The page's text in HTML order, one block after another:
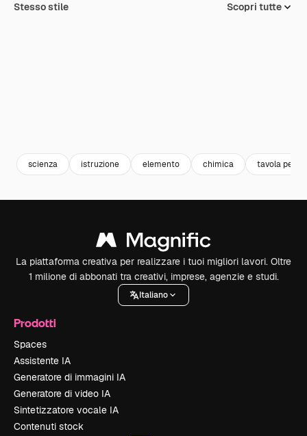
Stesso stile Scopri tutte
scienza istruzione elemento chimica tavola
La piattaforma creativa per realizzare i tuoi migliori lavori. Oltre
1 milione di abbonati tra creativi, imprese, agenzie e studi.
Italiano
Prodotti
Spaces
Assistente IA
Generatore di immagini IA
Generatore di video IA
Sintetizzatore vocale IA
Contenuti stock